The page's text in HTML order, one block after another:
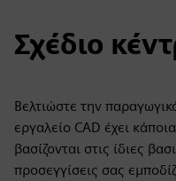
Σχέδιο
Βελτιώστε την
εργαλείο CAD έχει
βασίζονται στις ίδιες
προσεγγίσεις σας